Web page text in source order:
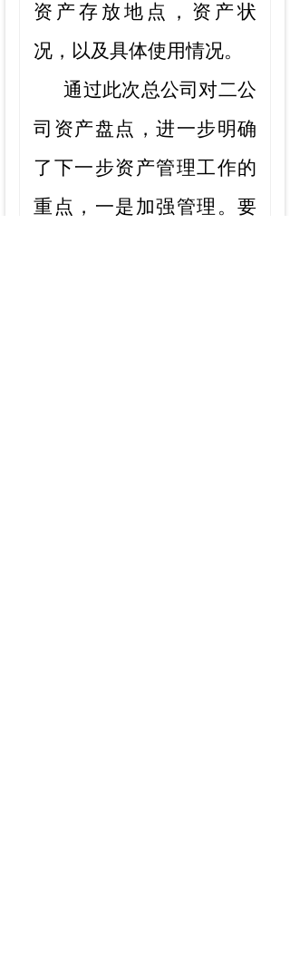
资产存放地点，资产状
况，以及具体使用情况。
通过此次总公司对二公
司资产盘点， 进一步明确
了下一步资产管理工作的
重点 ，一是加强管理。要